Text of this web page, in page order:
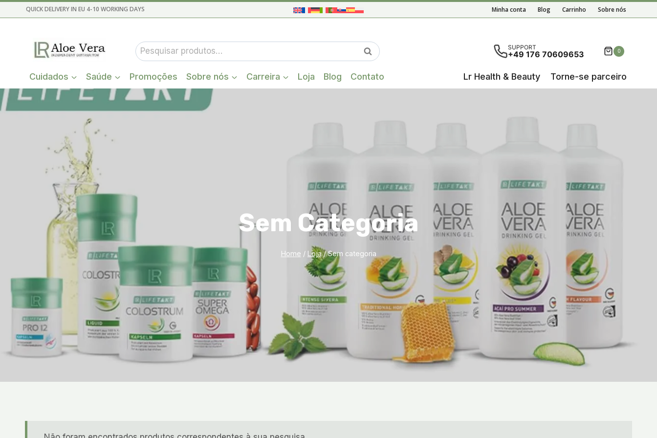
to
QUICK DELIVERY IN EU 4-10 WORKING DAYS Minha conta Blog Carrinho Sobre nós
Pesquisar
por:
PesquisaQuando estiverem disponíveis resultados de preenchimento
SUPPORT
+49 176 70609653 0
Cuidados Saúde Promoções Sobre nós Carreira Loja Blog Contato Lr Health & Beauty Torne-se parceiro
Sem Categoria
Home / Loja / Sem categoria